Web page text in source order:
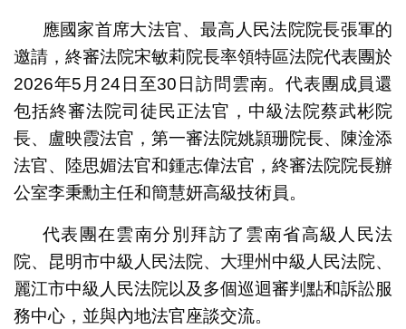
應國家首席大法官、最高人民法院院長張軍的
邀請，終審法院宋敏莉院長率領特區法院代表團於
2026年5月24日至30日訪問雲南。代表團成員還
包括終審法院司徒民正法官，中級法院蔡武彬院
長、盧映霞法官，第一審法院姚頴珊院長、陳淦添
法官、陸思媚法官和鍾志偉法官，終審法院院長辦
公室李秉勳主任和簡慧妍高級技術員。
代表團在雲南分別拜訪了雲南省高級人民法
院、昆明市中級人民法院、大理州中級人民法院、
麗江市中級人民法院以及多個巡迴審判點和訴訟服
務中心，並與內地法官座談交流。